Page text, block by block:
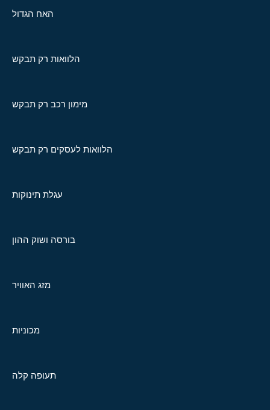
האח הגדול
הלוואות רק תבקש
מימון רכב רק תבקש
הלוואות לעסקים רק תבקש
עגלת תינוקות
בורסה ושוק ההון
מזג האוויר
מכוניות
תעופה קלה